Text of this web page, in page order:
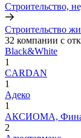
Строительство,
Строительство
32 компании с
Black&White
1
CARDAN
1
Адеко
1
АКСИОМА,
2